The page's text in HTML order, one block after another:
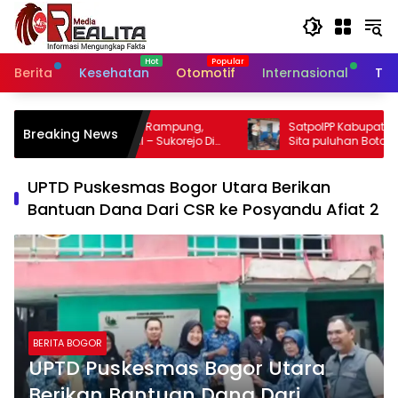
Langsung
konten
Berita
Kesehatan Otomotif Internasional
Breaking News
Di
SatpolPP Kabupaten Sidoarjo Kembali,
Sita puluhan Botol Miras
UPTD Puskesmas Bogor Utara Berikan
Bantuan Dana Dari CSR ke Posyandu Afiat 2
BERITA BOGOR
UPTD Puskesmas Bogor Utara